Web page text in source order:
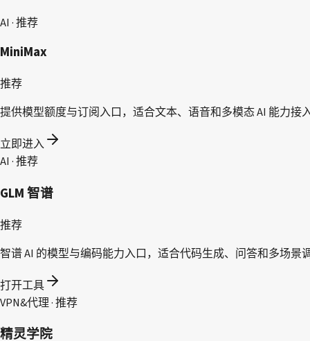
AI · 推荐
MiniMax
推荐
提供模型额度与订阅入口，适合文本、语音和多模态 AI 能力接
立即进入
AI · 推荐
GLM 智谱
推荐
智谱 AI 的模型与编码能力入口，适合代码生成、问答和多场景
打开工具
VPN&代理 · 推荐
精灵学院